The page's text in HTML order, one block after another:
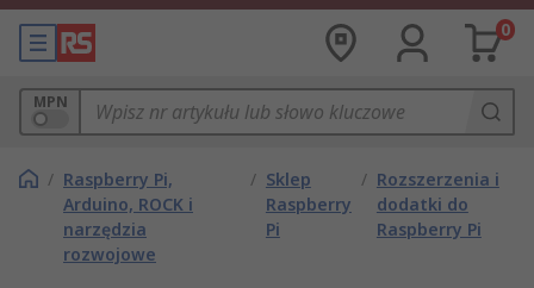
0
MPN
/ Raspberry Pi,
Arduino, ROCK i
narzędzia
rozwojowe
/ Sklep
Raspberry
Pi
/ Rozszerzenia i
dodatki do
Raspberry Pi